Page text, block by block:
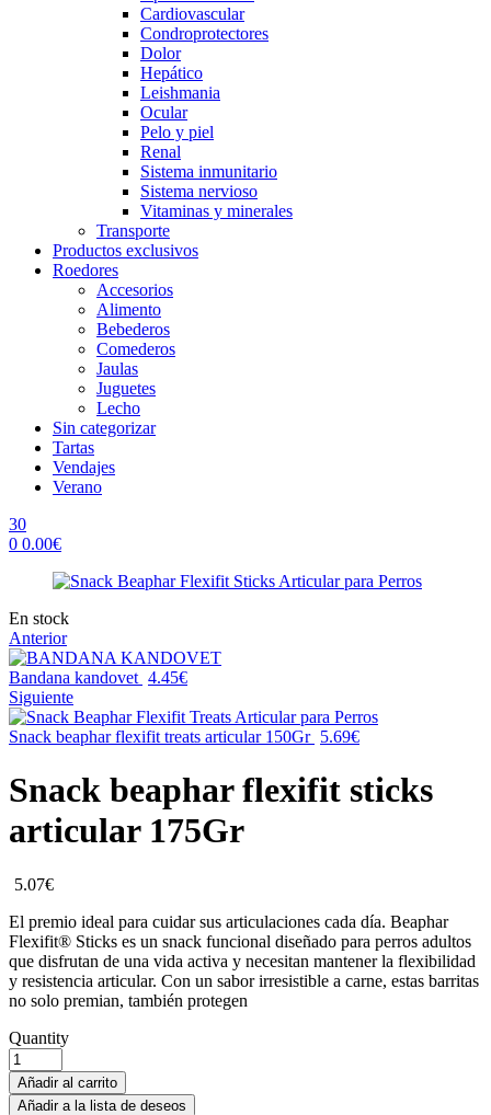
Cardiovascular
Condroprotectores
Dolor
Hepático
Leishmania
Ocular
Pelo y piel
Renal
Sistema inmunitario
Sistema nervioso
Vitaminas y minerales
Transporte
Productos exclusivos
Roedores
Accesorios
Alimento
Bebederos
Comederos
Jaulas
Juguetes
Lecho
Sin categorizar
Tartas
Vendajes
Verano
30
0 0.00€
Availability:
En stock
Anterior
Bandana kandovet 4.45€
Siguiente
Snack beaphar flexifit treats articular 150Gr 5.69€
Snack beaphar flexifit sticks
articular 175Gr
5.07€
El premio ideal para cuidar sus articulaciones cada día. Beaphar
Flexifit® Sticks es un snack funcional diseñado para perros adultos
que disfrutan de una vida activa y necesitan mantener la flexibilidad
y resistencia articular. Con un sabor irresistible a carne, estas barritas
no solo premian, también protegen
Quantity
Añadir al carrito
Añadir a la lista de deseos